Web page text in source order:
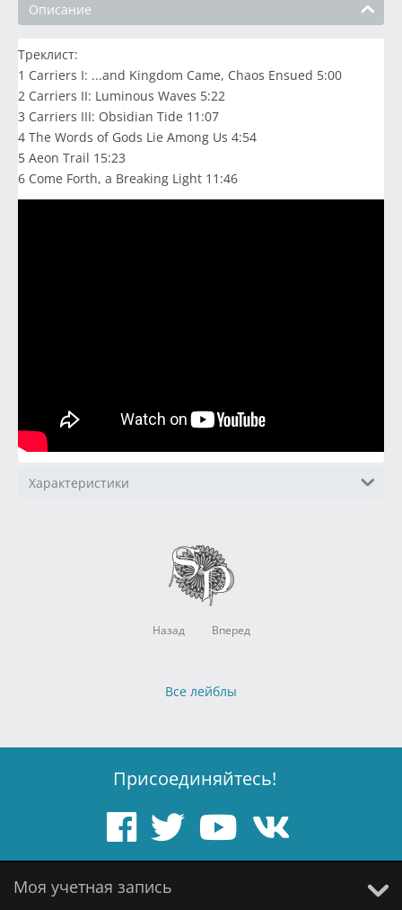
Описание
Треклист:
1 Carriers I: ...and Kingdom Came, Chaos Ensued 5:00
2 Carriers II: Luminous Waves 5:22
3 Carriers III: Obsidian Tide 11:07
4 The Words of Gods Lie Among Us 4:54
5 Aeon Trail 15:23
6 Come Forth, a Breaking Light 11:46
Характеристики
Назад Вперед
Все лейблы
Присоединяйтесь!
Моя учетная запись